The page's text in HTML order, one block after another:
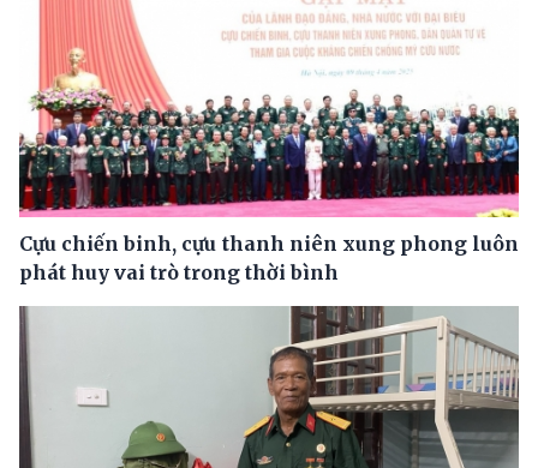
Cựu chiến binh, cựu thanh niên xung phong luôn
phát huy vai trò trong thời bình